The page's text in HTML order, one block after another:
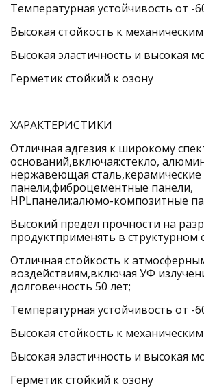
Температурная устойчивость от -
Высокая стойкость к
Высокая эластичность и высокая
Герметик стойкий к озону
ХАРАКТЕРИСТИКИ
Отличная адгезия к широкому
оснований,включая:cтекло,
нержавеющая сталь,керамические
панели,фиброцементные панели,
HPLпанели;алюмо-композитные
Высокий предел прочности на
продуктприменять в структурном
Отличная стойкость к
воздействиям,включая УФ
долговечность 50 лет;
Температурная устойчивость от -
Высокая стойкость к
Высокая эластичность и высокая
Герметик стойкий к озону